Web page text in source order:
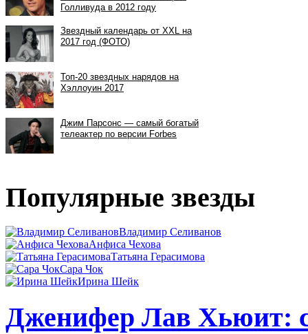
Популярные звезды
Владимир Селиванов
Анфиса Чехова
Татьяна Герасимова
Сара Чок
Ирина Шейк
Дженифер Лав Хьюит: